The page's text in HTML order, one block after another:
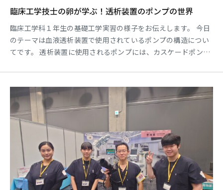
臨床工学技士の卵が学ぶ！透析装置のポンプの世界
臨床工学科１年生の基礎工学実習の様子をお伝えします。 今日
のテーマは血液透析装置で使用されているポンプの構造につい
てです。 透析装置に使用されるポンプには、カスケードポン
り、透析装置の目的に合わせて最適なポンプが選択されます。
各メーカによってポンプの種類が異なりますが、臨床工学技士
とし